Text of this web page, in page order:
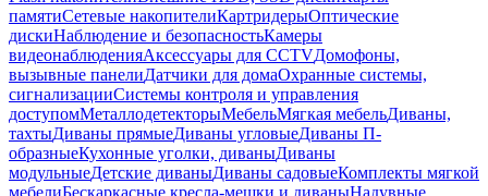
памятиСетевые накопителиКартридерыОптические
дискиНаблюдение и безопасностьКамеры
видеонаблюденияАксессуары для CCTVДомофоны,
вызывные панелиДатчики для домаОхранные системы,
сигнализацииСистемы контроля и управления
доступомМеталлодетекторыМебельМягкая мебельДиваны,
тахтыДиваны прямыеДиваны угловыеДиваны П-
образныеКухонные уголки, диваныДиваны
модульныеДетские диваныДиваны садовыеКомплекты мягкой
мебелиБескаркасные кресла-мешки и диваныНадувные